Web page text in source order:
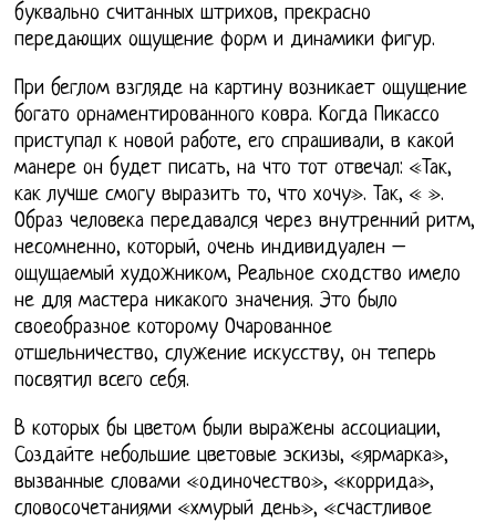
буквально считанных штрихов, прекрасно
передающих ощущение форм и динамики фигур.
При беглом взгляде на картину возникает ощущение
богато орнаментированного ковра. Когда Пикассо
приступал к новой работе, его спрашивали, в какой
манере он будет писать, на что тот отвечал: «Так,
как лучше смогу выразить то, что хочу». Так, « ».
Образ человека передавался через внутренний ритм,
несомненно, который, очень индивидуален –
ощущаемый художником, Реальное сходство имело
не для мастера никакого значения. Это было
своеобразное которому Очарованное
отшельничество, служение искусству, он теперь
посвятил всего себя.
В которых бы цветом были выражены ассоциации,
Создайте небольшие цветовые эскизы, «ярмарка»,
вызванные словами «одиночество», «коррида»,
словосочетаниями «хмурый день», «счастливое